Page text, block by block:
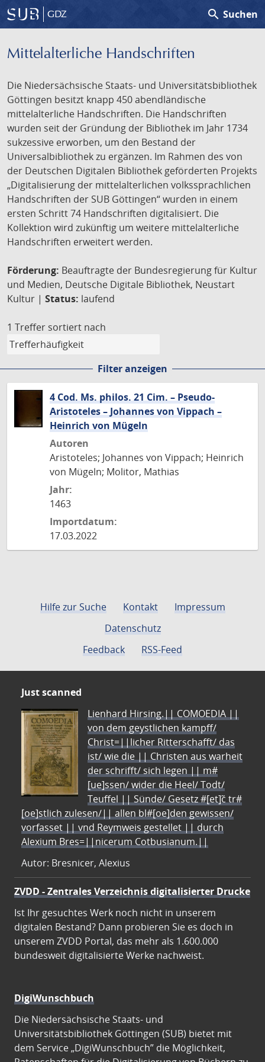
GDZ search Suchen
Mittelalterliche Handschriften
Die Niedersächsische Staats- und Universitätsbibliothek
Göttingen besitzt knapp 450 abendländische
mittelalterliche Handschriften. Die Handschriften
wurden seit der Gründung der Bibliothek im Jahr 1734
sukzessive erworben, um den Bestand der
Universalbibliothek zu ergänzen. Im Rahmen des von
der Deutschen Digitalen Bibliothek geförderten Projekts
„Digitalisierung der mittelalterlichen volkssprachlichen
Handschriften der SUB Göttingen“ wurden in einem
ersten Schritt 74 Handschriften digitalisiert. Die
Kollektion wird zukünftig um weitere mittelalterliche
Handschriften erweitert werden.
Förderung: Beauftragte der Bundesregierung für Kultur
und Medien, Deutsche Digitale Bibliothek, Neustart
Kultur | Status: laufend
1 Treffer sortiert nach
Filter anzeigen
4 Cod. Ms. philos. 21 Cim. – Pseudo-
Aristoteles – Johannes von Vippach –
Heinrich von Mügeln
Autoren
Aristoteles; Johannes von Vippach; Heinrich
von Mügeln; Molitor, Mathias
Jahr:
1463
Importdatum:
17.03.2022
Hilfe zur Suche Kontakt
Impressum
Datenschutz
Feedback
RSS-Feed
Just scanned
Lienhard Hirsing.|| COMOEDIA ||
von dem geystlichen kampff/
Christ=||licher Ritterschafft/ das
ist/ wie die || Christen aus warheit
der schrifft/ sich legen || m#
[ue]ssen/ wider die Heel/ Todt/
Teuffel || Sünde/ Gesetz #[et]c̃ tr#
[oe]stlich zulesen/|| allen bl#[oe]den gewissen/
vorfasset || vnd Reymweis gestellet || durch
Alexium Bres=||nicerum Cotbusianum.||
Autor: Bresnicer, Alexius
ZVDD - Zentrales Verzeichnis digitalisierter Drucke
Ist Ihr gesuchtes Werk noch nicht in unserem
digitalen Bestand? Dann probieren Sie es doch in
unserem ZVDD Portal, das mehr als 1.600.000
bundesweit digitalisierte Werke nachweist.
DigiWunschbuch
Die Niedersächsische Staats- und
Universitätsbibliothek Göttingen (SUB) bietet mit
dem Service „DigiWunschbuch” die Möglichkeit,